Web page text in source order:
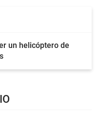
un helicóptero de